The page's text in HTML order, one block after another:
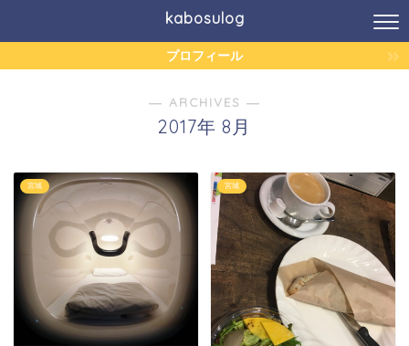
kabosulog
プロフィール
― ARCHIVES ―
2017年 8月
宮城 宮城